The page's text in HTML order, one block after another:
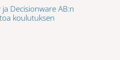
Decisionware AB:n
koulutuksen